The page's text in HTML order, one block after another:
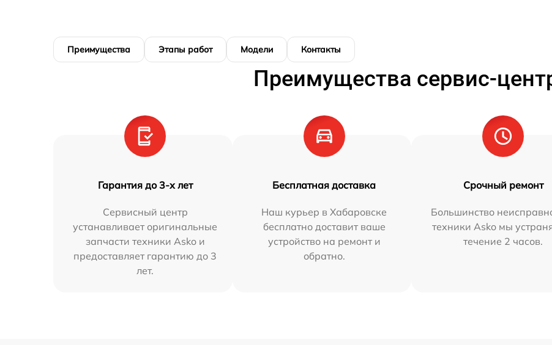
Преимущества Этапы работ Модели Контакты
Преимущества сервис-
Гарантия до 3-х лет
Сервисный центр
устанавливает оригинальные
запчасти техники Asko и
предоставляет гарантию до 3
лет.
Бесплатная доставка
Наш курьер в Хабаровске
бесплатно доставит ваше
устройство на ремонт и
обратно.
Срочный ремонт
Большинство
техники Asko мы
течение 2 часов.